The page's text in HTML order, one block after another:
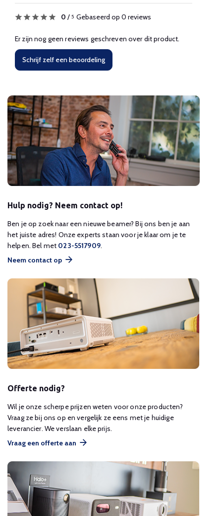
0 / 5 Gebaseerd op 0 reviews
Er zijn nog geen reviews geschreven over dit product.
Schrijf zelf een beoordeling
Hulp nodig? Neem contact op!
Ben je op zoek naar een nieuwe beamer? Bij ons ben je aan
het juiste adres! Onze experts staan voor je klaar om je te
helpen. Bel met 023-5517909.
Neem contact op
Offerte nodig?
Wil je onze scherpe prijzen weten voor onze producten?
Vraag ze bij ons op en vergelijk ze eens met je huidige
leverancier. We verslaan elke prijs.
Vraag een offerte aan